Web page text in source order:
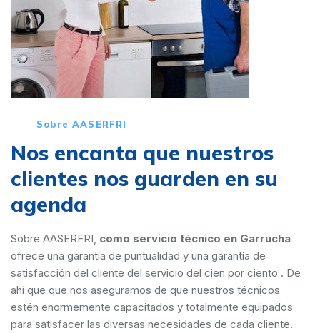
Sobre AASERFRI
Nos encanta que nuestros
clientes nos guarden en su
agenda
Sobre AASERFRI, como servicio técnico en Garrucha
ofrece una garantía de puntualidad y una garantía de
satisfacción del cliente del servicio del cien por ciento . De
ahí que que nos aseguramos de que nuestros técnicos
estén enormemente capacitados y totalmente equipados
para satisfacer las diversas necesidades de cada cliente.